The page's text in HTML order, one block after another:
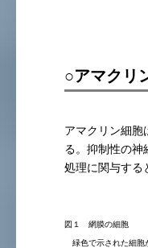
○アマクリ
アマクリン細胞
る。抑制性の神
処理に関与する
図１ 網膜の細胞
緑色で示された細胞